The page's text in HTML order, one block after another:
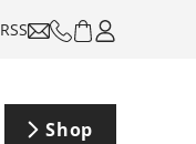
RSS
Shop